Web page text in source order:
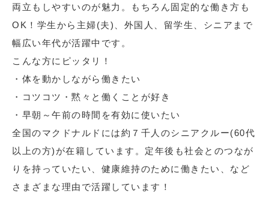
両立もしやすいのが魅力。もちろん固定的な働き方も
OK！学生から主婦(夫)、外国人、留学生、シニアまで
幅広い年代が活躍中です。
こんな方にピッタリ！
・体を動かしながら働きたい
・コツコツ・黙々と働くことが好き
・早朝～午前の時間を有効に使いたい
全国のマクドナルドには約７千人のシニアクルー(60代
以上の方)が在籍しています。定年後も社会とのつなが
りを持っていたい、健康維持のために働きたい、など
さまざまな理由で活躍しています！